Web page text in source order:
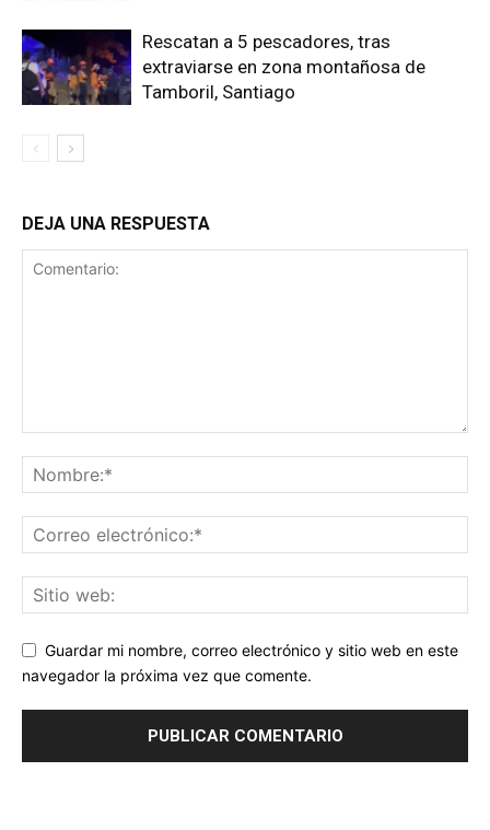
Rescatan a 5 pescadores, tras
extraviarse en zona montañosa de
Tamboril, Santiago
DEJA UNA RESPUESTA
Guardar mi nombre, correo electrónico y sitio web en este
navegador la próxima vez que comente.